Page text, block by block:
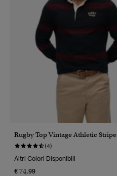
Rugby Top Vintage Athletic Stripe
(4)
Altri Colori Disponibili
€ 74,99